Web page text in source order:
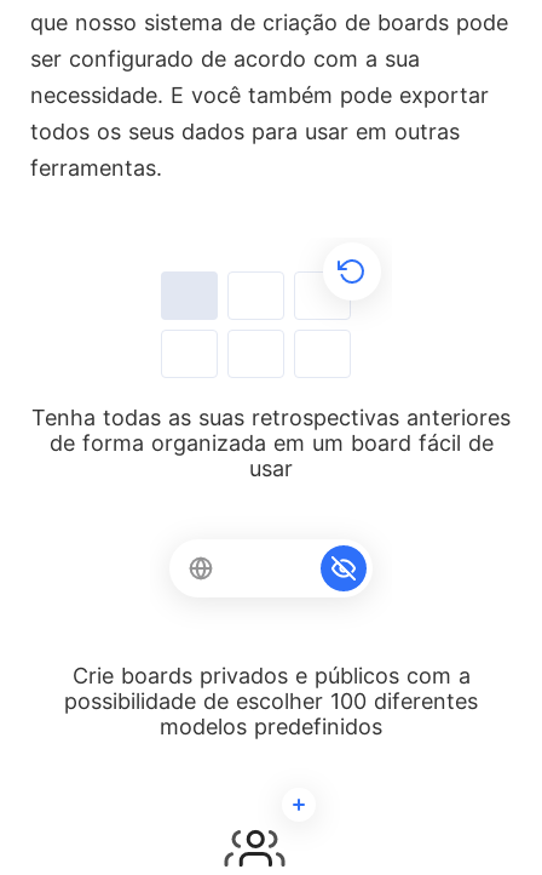
que nosso sistema de criação de boards pode
ser configurado de acordo com a sua
necessidade. E você também pode exportar
todos os seus dados para usar em outras
ferramentas.
Tenha todas as suas retrospectivas anteriores
de forma organizada em um board fácil de
usar
Crie boards privados e públicos com a
possibilidade de escolher 100 diferentes
modelos predefinidos